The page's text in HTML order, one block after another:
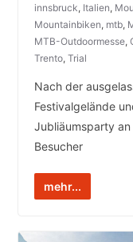
innsbruck, Italien,
Mountainbiken, mtb,
MTB-Outdoormesse,
Trento, Trial
Nach der
Festivalgelände
Jubliäumsparty
Besucher
mehr...